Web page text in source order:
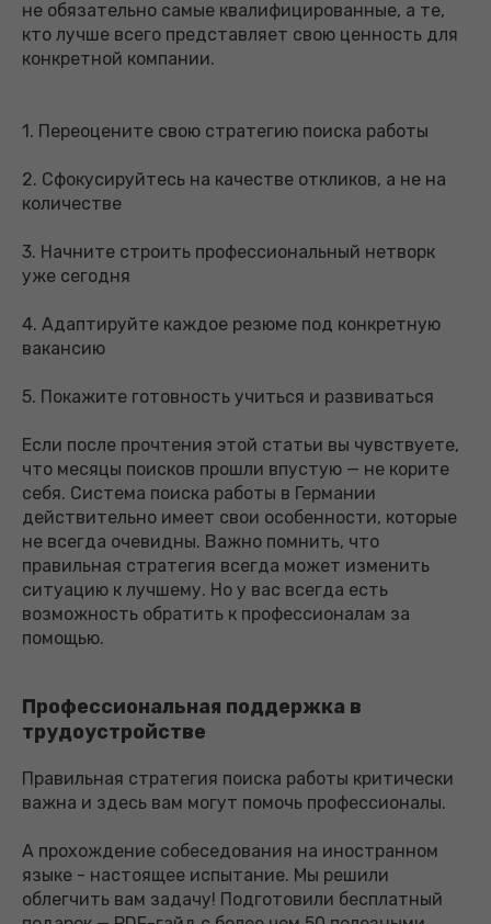
не обязательно самые квалифицированные, а те,
кто лучше всего представляет свою ценность для
конкретной компании.
1. Переоцените свою стратегию поиска работы
2. Сфокусируйтесь на качестве откликов, а не на
количестве
3. Начните строить профессиональный нетворк
уже сегодня
4. Адаптируйте каждое резюме под конкретную
вакансию
5. Покажите готовность учиться и развиваться
Если после прочтения этой статьи вы чувствуете,
что месяцы поисков прошли впустую — не корите
себя. Система поиска работы в Германии
действительно имеет свои особенности, которые
не всегда очевидны. Важно помнить, что
правильная стратегия всегда может изменить
ситуацию к лучшему. Но у вас всегда есть
возможность обратить к профессионалам за
помощью.
Профессиональная поддержка в
трудоустройстве
Правильная стратегия поиска работы критически
важна и здесь вам могут помочь профессионалы.
А прохождение собеседования на иностранном
языке - настоящее испытание. Мы решили
облегчить вам задачу! Подготовили бесплатный